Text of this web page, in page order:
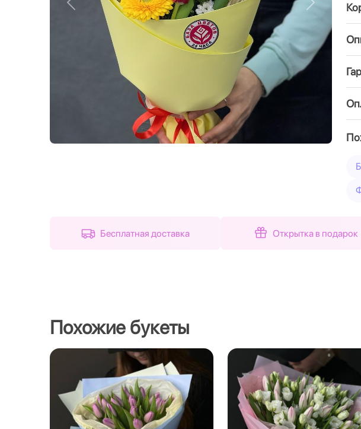
Назад Вперед
Бесплатная доставка Открытка в подарок
Похожие букеты